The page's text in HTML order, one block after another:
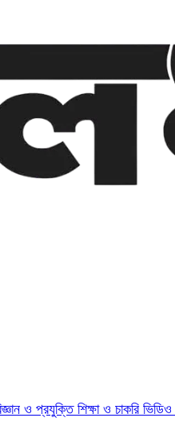
ও প্রযুক্তিশিক্ষা ও চাকরি ভিডিও